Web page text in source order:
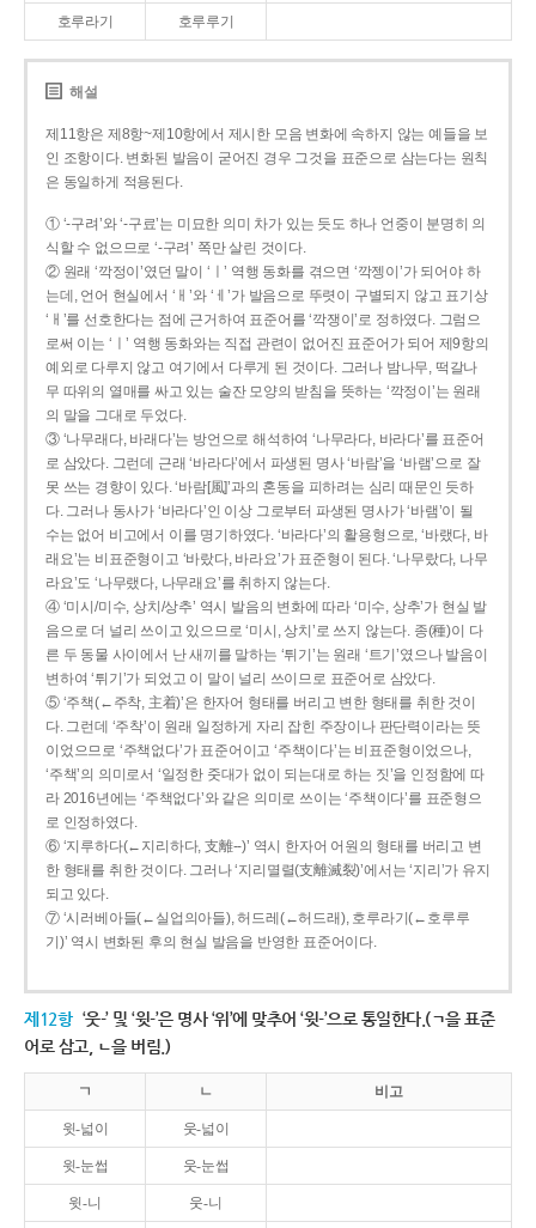
호루라기 호루루기
해설
제11항은 제8항~제10항에서 제시한 모음 변화에 속하지 않는 예들을 보
인 조항이다. 변화된 발음이 굳어진 경우 그것을 표준으로 삼는다는 원칙
은 동일하게 적용된다.
① ‘-구려’와 ‘-구료’는 미묘한 의미 차가 있는 듯도 하나 언중이 분명히 의
식할 수 없으므로 ‘-구려’ 쪽만 살린 것이다.
② 원래 ‘깍정이’였던 말이 ‘ㅣ’ 역행 동화를 겪으면 ‘깍젱이’가 되어야 하
는데, 언어 현실에서 ‘ㅐ’와 ‘ㅔ’가 발음으로 뚜렷이 구별되지 않고 표기상
‘ㅐ’를 선호한다는 점에 근거하여 표준어를 ‘깍쟁이’로 정하였다. 그럼으
로써 이는 ‘ㅣ’ 역행 동화와는 직접 관련이 없어진 표준어가 되어 제9항의
예외로 다루지 않고 여기에서 다루게 된 것이다. 그러나 밤나무, 떡갈나
무 따위의 열매를 싸고 있는 술잔 모양의 받침을 뜻하는 ‘깍정이’는 원래
의 말을 그대로 두었다.
③ ‘나무래다, 바래다’는 방언으로 해석하여 ‘나무라다, 바라다’를 표준어
로 삼았다. 그런데 근래 ‘바라다’에서 파생된 명사 ‘바람’을 ‘바램’으로 잘
못 쓰는 경향이 있다. ‘바람[風]’과의 혼동을 피하려는 심리 때문인 듯하
다. 그러나 동사가 ‘바라다’인 이상 그로부터 파생된 명사가 ‘바램’이 될
수는 없어 비고에서 이를 명기하였다. ‘바라다’의 활용형으로, ‘바랬다, 바
래요’는 비표준형이고 ‘바랐다, 바라요’가 표준형이 된다. ‘나무랐다, 나무
라요’도 ‘나무랬다, 나무래요’를 취하지 않는다.
④ ‘미시/미수, 상치/상추’ 역시 발음의 변화에 따라 ‘미수, 상추’가 현실 발
음으로 더 널리 쓰이고 있으므로 ‘미시, 상치’로 쓰지 않는다. 종(種)이 다
른 두 동물 사이에서 난 새끼를 말하는 ‘튀기’는 원래 ‘트기’였으나 발음이
변하여 ‘튀기’가 되었고 이 말이 널리 쓰이므로 표준어로 삼았다.
⑤ ‘주책(←주착, 主着)’은 한자어 형태를 버리고 변한 형태를 취한 것이
다. 그런데 ‘주착’이 원래 일정하게 자리 잡힌 주장이나 판단력이라는 뜻
이었으므로 ‘주책없다’가 표준어이고 ‘주책이다’는 비표준형이었으나,
‘주책’의 의미로서 ‘일정한 줏대가 없이 되는대로 하는 짓’을 인정함에 따
라 2016년에는 ‘주책없다’와 같은 의미로 쓰이는 ‘주책이다’를 표준형으
로 인정하였다.
⑥ ‘지루하다(←지리하다, 支離--)’ 역시 한자어 어원의 형태를 버리고 변
한 형태를 취한 것이다. 그러나 ‘지리멸렬(支離滅裂)’에서는 ‘지리’가 유지
되고 있다.
⑦ ‘시러베아들(←실업의아들), 허드레(←허드래), 호루라기(←호루루
기)’ 역시 변화된 후의 현실 발음을 반영한 표준어이다.
제12항 ‘웃-’ 및 ‘윗-’은 명사 ‘위’에 맞추어 ‘윗-’으로 통일한다.(ㄱ을 표준
어로 삼고, ㄴ을 버림.)
ㄱ ㄴ 비고
윗-넓이 웃-넓이
윗-눈썹 웃-눈썹
윗-니 웃-니